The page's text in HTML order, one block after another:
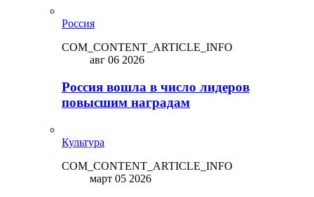
Россия
COM_CONTENT_ARTICLE_INFO
авг 06 2026
Россия вошла в число лидеров
повысшим наградам
Культура
COM_CONTENT_ARTICLE_INFO
март 05 2026